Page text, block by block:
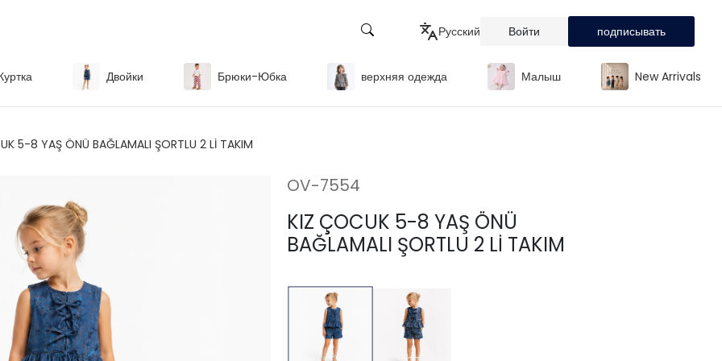
Русский Войти подписывать
Двойки Брюки-Юбка верхняя одежда Малыш New Arrivals
5-8 YAŞ ÖNÜ BAĞLAMALI ŞORTLU 2 Lİ TAKIM
OV-7554
KIZ ÇOCUK 5-8 YAŞ ÖNÜ
BAĞLAMALI ŞORTLU 2 Lİ TAKIM